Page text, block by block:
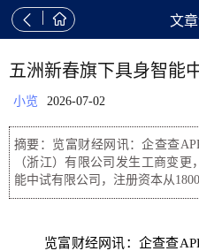
  文
五洲新春旗下具身智能
小览 2026-07-02
摘要：览富财经网讯：企查查
（浙江）有限公司发生工商变
能中试有限公司，注册资本从
览富财经网讯：企查查